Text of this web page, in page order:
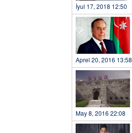
İyul 17, 2018 12:50
Aprel 20, 2016 13:58
May 8, 2016 22:08